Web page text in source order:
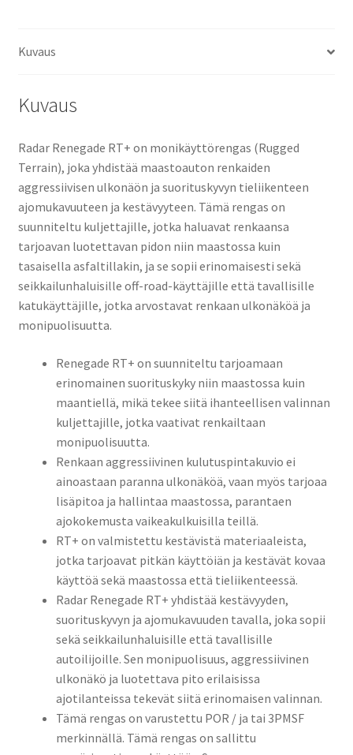
Kuvaus
Kuvaus
Radar Renegade RT+ on monikäyttörengas (Rugged
Terrain), joka yhdistää maastoauton renkaiden
aggressiivisen ulkonäön ja suorituskyvyn tieliikenteen
ajomukavuuteen ja kestävyyteen. Tämä rengas on
suunniteltu kuljettajille, jotka haluavat renkaansa
tarjoavan luotettavan pidon niin maastossa kuin
tasaisella asfaltillakin, ja se sopii erinomaisesti sekä
seikkailunhaluisille off-road-käyttäjille että tavallisille
katukäyttäjille, jotka arvostavat renkaan ulkonäköä ja
monipuolisuutta.
Renegade RT+ on suunniteltu tarjoamaan
erinomainen suorituskyky niin maastossa kuin
maantiellä, mikä tekee siitä ihanteellisen valinnan
kuljettajille, jotka vaativat renkailtaan
monipuolisuutta.
Renkaan aggressiivinen kulutuspintakuvio ei
ainoastaan paranna ulkonäköä, vaan myös tarjoaa
lisäpitoa ja hallintaa maastossa, parantaen
ajokokemusta vaikeakulkuisilla teillä.
RT+ on valmistettu kestävistä materiaaleista,
jotka tarjoavat pitkän käyttöiän ja kestävät kovaa
käyttöä sekä maastossa että tieliikenteessä.
Radar Renegade RT+ yhdistää kestävyyden,
suorituskyvyn ja ajomukavuuden tavalla, joka sopii
sekä seikkailunhaluisille että tavallisille
autoilijoille. Sen monipuolisuus, aggressiivinen
ulkonäkö ja luotettava pito erilaisissa
ajotilanteissa tekevät siitä erinomaisen valinnan.
Tämä rengas on varustettu POR / ja tai 3PMSF
merkinnällä. Tämä rengas on sallittu